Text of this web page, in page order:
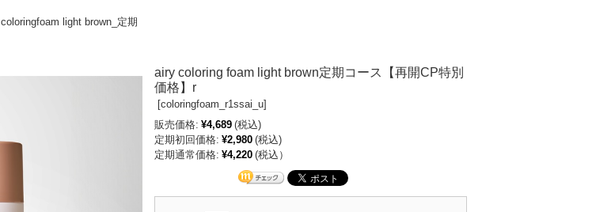
coloringfoam light brown_定期
airy coloring foam light brown定期コース【再開CP特別
価格】r
[coloringfoam_r1ssai_u]
販売価格: ¥4,689 (税込)
定期初回価格: ¥2,980 (税込)
定期通常価格: ¥4,220 (税込）